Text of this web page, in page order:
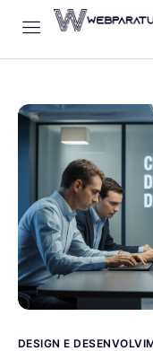
Dev
Produto
Contato
DESIGN E